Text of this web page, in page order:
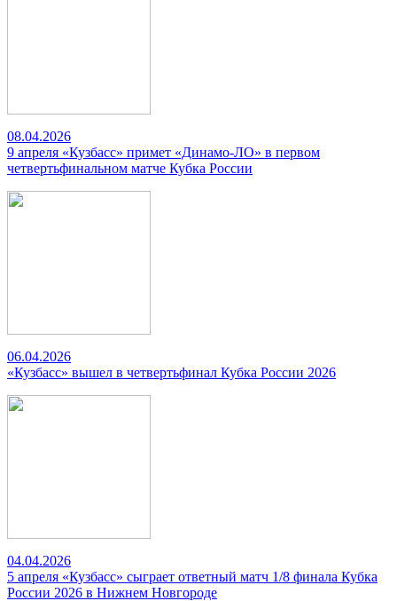
08.04.2026
9 апреля «Кузбасс» примет «Динамо-ЛО» в первом
четвертьфинальном матче Кубка России
06.04.2026
«Кузбасс» вышел в четвертьфинал Кубка России 2026
04.04.2026
5 апреля «Кузбасс» сыграет ответный матч 1/8 финала Кубка
России 2026 в Нижнем Новгороде